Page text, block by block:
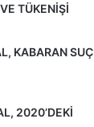
TÜKENİŞİ
KABARAN SUÇ
2020’DEKİ